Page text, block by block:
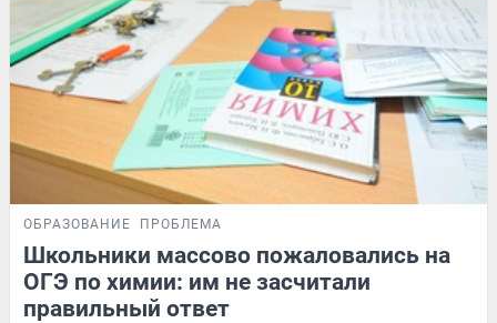
ОБРАЗОВАНИЕ ПРОБЛЕМА
Школьники массово пожаловались на
ОГЭ по химии: им не засчитали
правильный ответ